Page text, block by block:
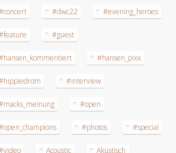
#dwc22 #evening_heroes
#guest
#hansen_pixx
#interview
#open
#photos #special
Acoustic Akustisch